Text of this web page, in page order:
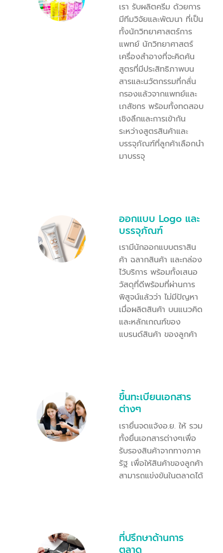
เรา รับผลิตครีม ด้วยการ
มีทีมวิจัยและพัฒนา ที่เป็น
ทั้งนักวิทยาศาสตร์การ
แพทย์ นักวิทยาศาสตร์
เครื่องสำอางที่จะคิดค้น
สูตรที่มีประสิทธิภาพบน
สารและนวัตกรรมที่กลั่น
กรองแล้วจากแพทย์และ
เภสัชกร พร้อมทั้งทดสอบ
เชิงลึกและการเข้ากัน
ระหว่างสูตรสินค้าและ
บรรจุภัณฑ์ที่ลูกค้าเลือกนำ
มาบรรจุ
ออกแบบ Logo และ
บรรจุภัณฑ์
เรามีนักออกแบบตราสิน
ค้า ฉลากสินค้า และกล่อง
ไว้บริการ พร้อมทั้งเสนอ
วัสดุที่ดีพร้อมที่ผ่านการ
พิสูจน์แล้วว่า ไม่มีปัญหา
เมื่อผลิตสินค้า บนแนวคิด
และหลักเกณฑ์ของ
แบรนด์สินค้า ของลูกค้า
ขึ้นทะเบียนเอกสาร
ต่างๆ
เรายื่นจดแจ้งอ.ย. ให้ รวม
ทั้งยื่นเอกสารต่างๆเพื่อ
รับรองสินค้าจากทางภาค
รัฐ เพื่อให้สินค้าของลูกค้า
สามารถแข่งขันในตลาดได้
ที่ปรึกษาด้านการ
ตลาด